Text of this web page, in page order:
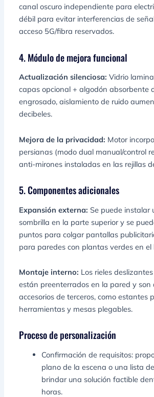
canal oscuro independiente para
débil para evitar interferencias de
acceso 5G/fibra reservados.
4. Módulo de mejora funcional
Actualización silenciosa:Vidrio
capas opcional + algodón absorbente
engrosado, aislamiento de ruido
decibeles.
Mejora de la privacidad: Motor
persianas (modo dual manual/control
anti-mirones instaladas en las rejillas
5. Componentes adicionales
Expansión externa:Se puede instalar
sombrilla en la parte superior y se
puntos para colgar pantallas
para paredes con plantas verdes en el
Montaje interno: Los rieles
están preenterrados en la pared y son
accesorios de terceros, como estantes
herramientas y mesas plegables.
Proceso de personalización
Confirmación de requisitos:
plano de la escena o una lista
brindar una solución factible
horas.